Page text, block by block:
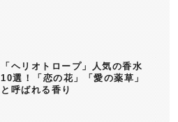
「ヘリオトロープ」人気の香水
10選！「恋の花」「愛の薬草」
と呼ばれる香り